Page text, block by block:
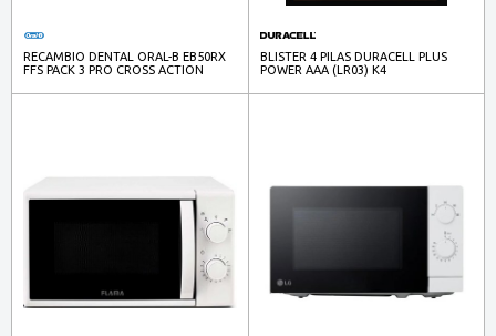
RECAMBIO DENTAL ORAL-B EB50RX
FFS PACK 3 PRO CROSS ACTION
BLISTER 4 PILAS DURACELL PLUS
POWER AAA (LR03) K4